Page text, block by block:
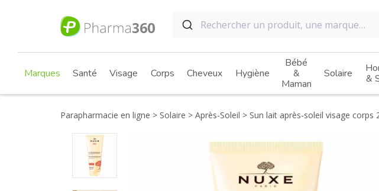
Marques Santé Visage Corps Cheveux Hygiène
Bébé
&
Maman
Solaire
&
Parapharmacie en ligne Solaire Après-Soleil Sun lait après-soleil visage corps